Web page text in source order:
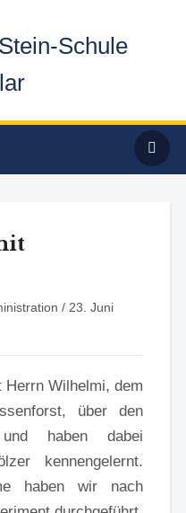
/ 23. Juni
Wilhelmi, dem
über den
und haben dabei
kennengelernt.
haben wir nach